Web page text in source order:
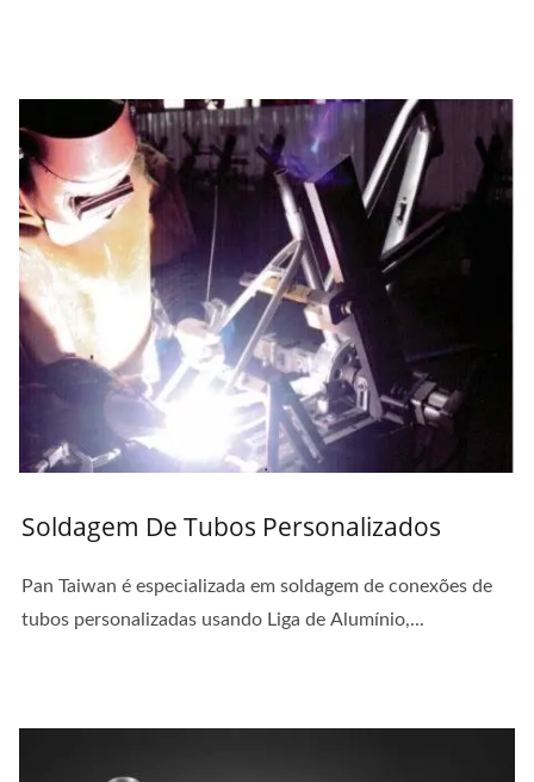
Soldagem De Tubos Personalizados
Pan Taiwan é especializada em soldagem de conexões de
tubos personalizadas usando Liga de Alumínio,...